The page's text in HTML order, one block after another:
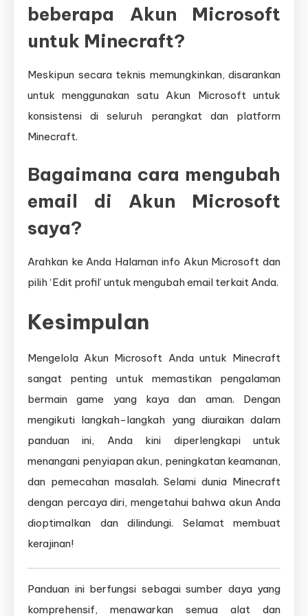
beberapa Akun Microsoft
untuk Minecraft?
Meskipun secara teknis memungkinkan, disarankan
untuk menggunakan satu Akun Microsoft untuk
konsistensi di seluruh perangkat dan platform
Minecraft.
Bagaimana cara mengubah
email di Akun Microsoft
saya?
Arahkan ke Anda Halaman info Akun Microsoft dan
pilih ‘Edit profil’ untuk mengubah email terkait Anda.
Kesimpulan
Mengelola Akun Microsoft Anda untuk Minecraft
sangat penting untuk memastikan pengalaman
bermain game yang kaya dan aman. Dengan
mengikuti langkah-langkah yang diuraikan dalam
panduan ini, Anda kini diperlengkapi untuk
menangani penyiapan akun, peningkatan keamanan,
dan pemecahan masalah. Selami dunia Minecraft
dengan percaya diri, mengetahui bahwa akun Anda
dioptimalkan dan dilindungi. Selamat membuat
kerajinan!
Panduan ini berfungsi sebagai sumber daya yang
komprehensif, menawarkan semua alat dan